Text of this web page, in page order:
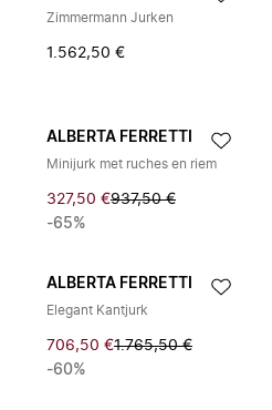
Zimmermann Jurken
1.562,50 €
ALBERTA FERRETTI
Minijurk met ruches en riem
327,50 €937,50 €
-65%
ALBERTA FERRETTI
Elegant Kantjurk
706,50 €1.765,50 €
-60%